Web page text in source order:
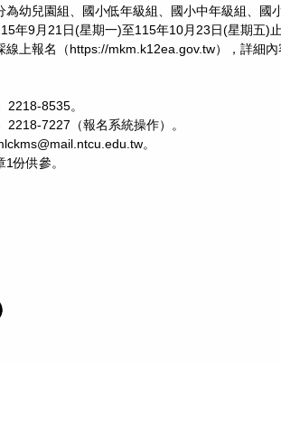
為幼兒園組、國小低年級組、國小中年級組、國
年9月21日(星期一)至115年10月23日(星期五)止
線上報名（https://mkm.k12ea.gov.tw），詳細內
2218-8535。
2218-7227（報名系統操作）。
。
份供參。